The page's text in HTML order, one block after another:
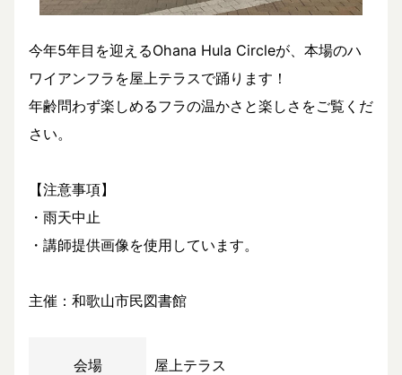
今年5年目を迎えるOhana Hula Circleが、本場のハ
ワイアンフラを屋上テラスで踊ります！
年齢問わず楽しめるフラの温かさと楽しさをご覧くだ
さい。
【注意事項】
・雨天中止
・講師提供画像を使用しています。
主催：和歌山市民図書館
会場 屋上テラス